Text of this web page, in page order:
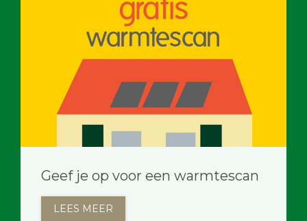
Geef je op voor een warmtescan
LEES MEER